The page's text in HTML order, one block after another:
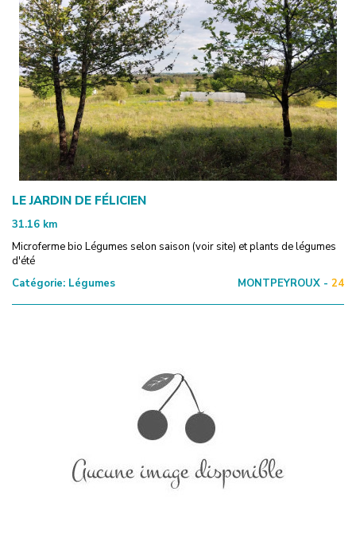
LE JARDIN DE FÉLICIEN
31.16 km
Microferme bio Légumes selon saison (voir site) et plants de légumes
d'été
Catégorie: Légumes MONTPEYROUX - 24